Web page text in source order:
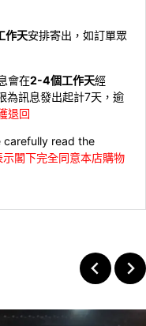
作天安排寄出，如訂單眾
會在2-4個工作天經
為訊息發出起計7天，逾
退回
carefully read the
閣下完全同意本店購物